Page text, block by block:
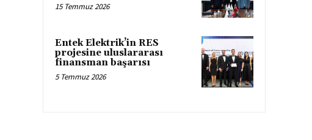
15 Temmuz 2026
Entek Elektrik’in RES
projesine uluslararası
finansman başarısı
5 Temmuz 2026